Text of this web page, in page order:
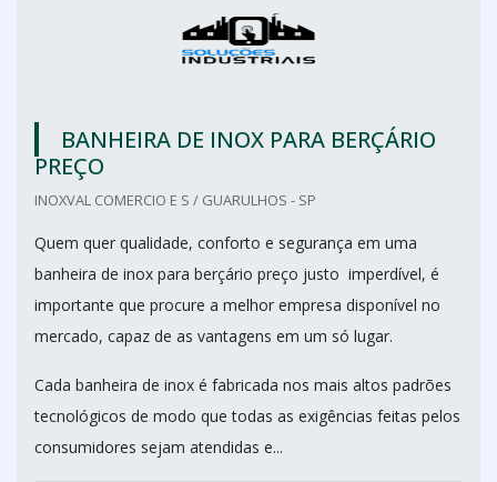
BANHEIRA DE INOX PARA BERÇÁRIO
PREÇO
INOXVAL COMERCIO E S / GUARULHOS - SP
Quem quer qualidade, conforto e segurança em uma
banheira de inox para berçário preço justo imperdível, é
importante que procure a melhor empresa disponível no
mercado, capaz de as vantagens em um só lugar.
Cada banheira de inox é fabricada nos mais altos padrões
tecnológicos de modo que todas as exigências feitas pelos
consumidores sejam atendidas e...